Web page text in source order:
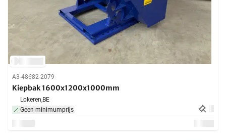
A3-48682-2079
Kiepbak 1600x1200x1000mm
Lokeren,BE
Geen minimumprijs